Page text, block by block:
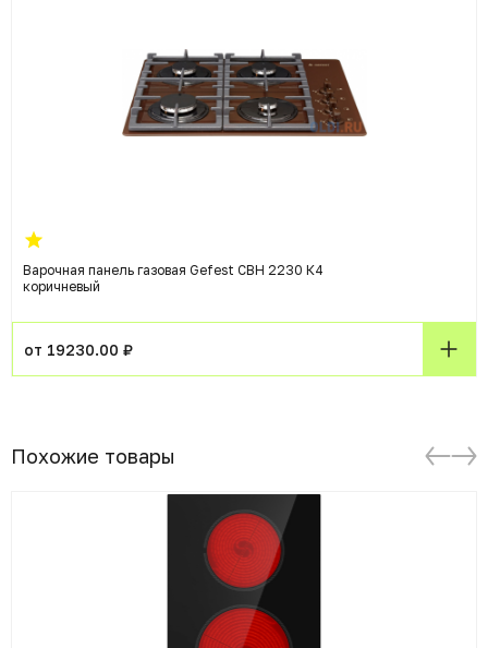
Варочная панель газовая Gefest СВН 2230 К4
коричневый
от 19230.00 ₽
Похожие товары